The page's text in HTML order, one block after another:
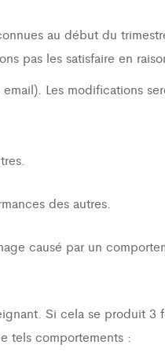
au début du
pas les satisfaire en
Les modifications
des autres.
causé par un
Si cela se produit 3
tels comportements :